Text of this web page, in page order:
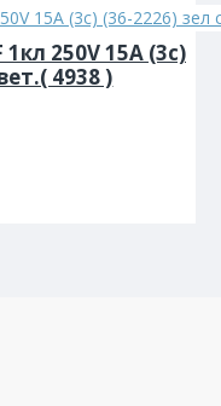
250V 15А (3с)
4938 )